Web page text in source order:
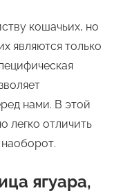
кошачьих, но
являются только
нами. В этой
легко отличить
ягуара,